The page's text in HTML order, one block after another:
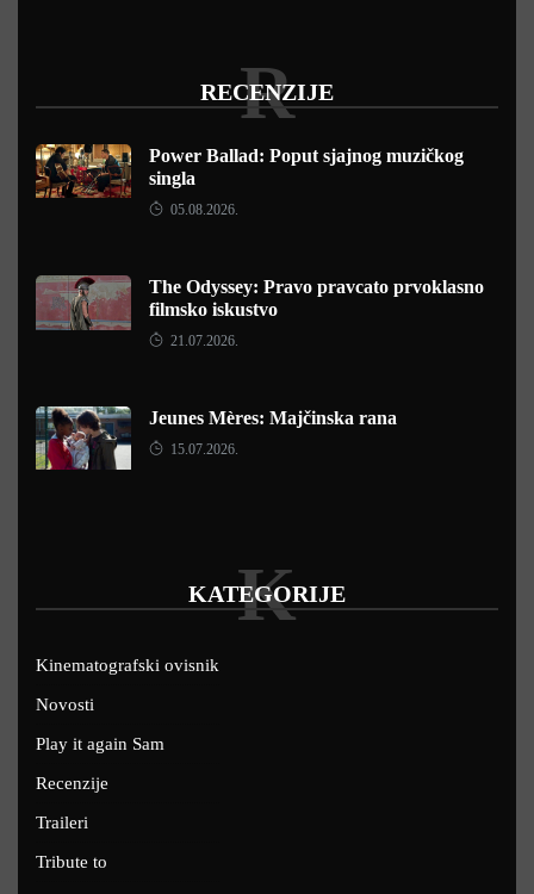
RECENZIJE
R
Power Ballad: Poput sjajnog muzičkog
singla
05.08.2026.
The Odyssey: Pravo pravcato prvoklasno
filmsko iskustvo
21.07.2026.
Jeunes Mères: Majčinska rana
15.07.2026.
KATEGORIJE
K
Kinematografski ovisnik
Novosti
Play it again Sam
Recenzije
Traileri
Tribute to